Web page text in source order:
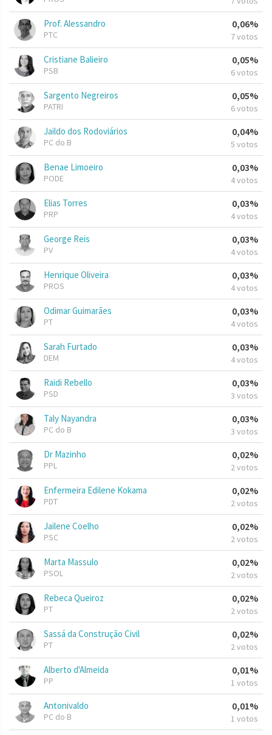
Prof. Alessandro
PTC
0,06%
7 votos
Cristiane Balieiro
PSB
0,05%
6 votos
Sargento Negreiros
PATRI
0,05%
6 votos
Jaildo dos Rodoviários
PC do B
0,04%
5 votos
Benae Limoeiro
PODE
0,03%
4 votos
Elias Torres
PRP
0,03%
4 votos
George Reis
PV
0,03%
4 votos
Henrique Oliveira
PROS
0,03%
4 votos
Odimar Guimarães
PT
0,03%
4 votos
Sarah Furtado
DEM
0,03%
4 votos
Raidi Rebello
PSD
0,03%
3 votos
Taly Nayandra
PC do B
0,03%
3 votos
Dr Mazinho
PPL
0,02%
2 votos
Enfermeira Edilene Kokama
PDT
0,02%
2 votos
Jailene Coelho
PSC
0,02%
2 votos
Marta Massulo
PSOL
0,02%
2 votos
Rebeca Queiroz
PT
0,02%
2 votos
Sassá da Construção Civil
PT
0,02%
2 votos
Alberto d'Almeida
PP
0,01%
1 votos
Antonivaldo
PC do B
0,01%
1 votos